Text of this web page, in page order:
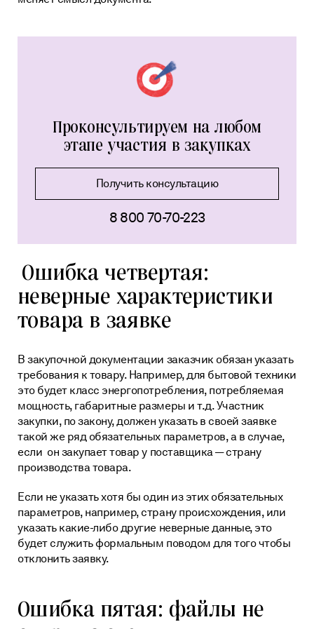
Проконсультируем на любом
этапе участия в закупках
Получить консультацию
8 800 70-70-223
Ошибка четвертая:
неверные характеристики
товара в заявке
В закупочной документации заказчик обязан указать
требования к товару. Например, для бытовой техники
это будет класс энергопотребления, потребляемая
мощность, габаритные размеры и т.д. Участник
закупки, по закону, должен указать в своей заявке
такой же ряд обязательных параметров, а в случае,
если он закупает товар у поставщика — страну
производства товара.
Если не указать хотя бы один из этих обязательных
параметров, например, страну происхождения, или
указать какие-либо другие неверные данные, это
будет служить формальным поводом для того чтобы
отклонить заявку.
Ошибка пятая: файлы не